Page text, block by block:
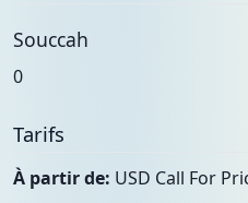
Souccah
0
Tarifs
À partir de: USD Call For